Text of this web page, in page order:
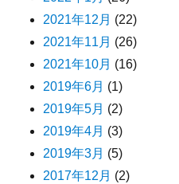
2021年12月 (22)
2021年11月 (26)
2021年10月 (16)
2019年6月 (1)
2019年5月 (2)
2019年4月 (3)
2019年3月 (5)
2017年12月 (2)